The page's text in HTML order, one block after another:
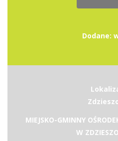
Dodane:
MIEJSKO-GMINNY
W